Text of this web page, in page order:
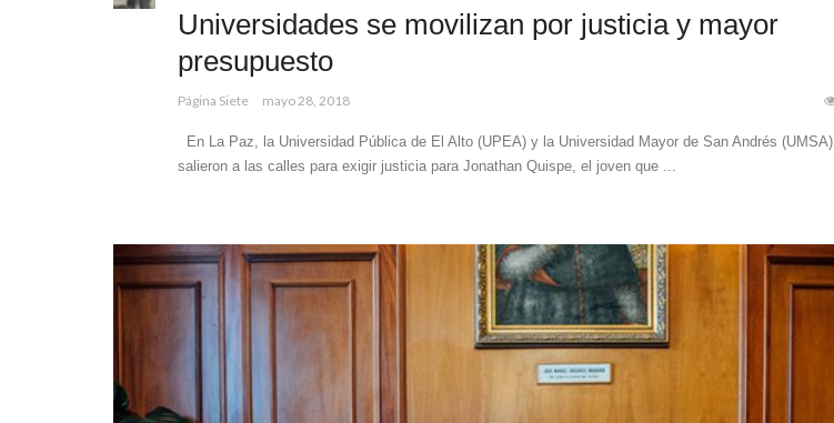
Universidades se movilizan por justicia y mayor
presupuesto
Página Siete mayo 28, 2018
En La Paz, la Universidad Pública de El Alto (UPEA) y la Universidad Mayor de San Andrés (UMSA)
salieron a las calles para exigir justicia para Jonathan Quispe, el joven que ...